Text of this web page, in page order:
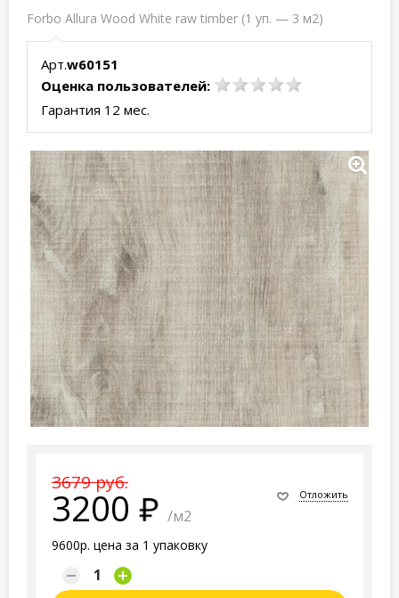
Forbo Allura Wood White raw timber (1 уп. — 3 м2)
Арт.w60151
Оценка пользователей:
Гарантия 12 мес.
3679 руб.
3200 /м2
9600р. цена за 1 упаковку
Отложить